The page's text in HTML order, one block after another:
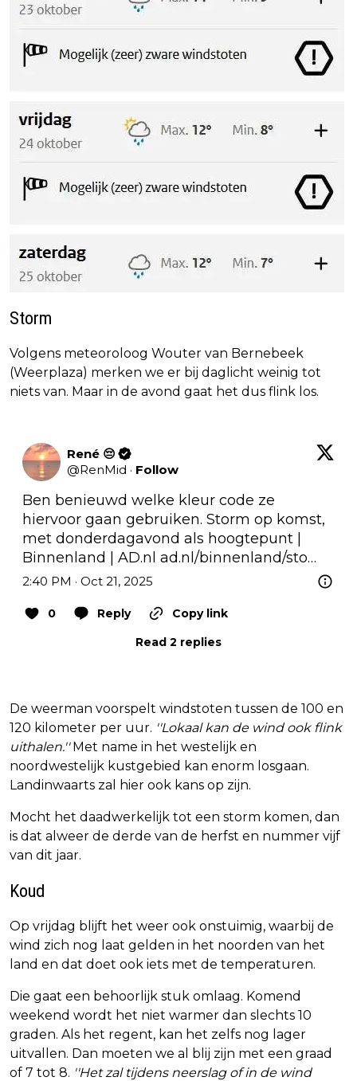
Storm
Volgens meteoroloog Wouter van Bernebeek
(Weerplaza) merken we er bij daglicht weinig tot
niets van. Maar in de avond gaat het dus flink los.
René 😔
@RenMid · Follow
Ben benieuwd welke kleur code ze
hiervoor gaan gebruiken. Storm op komst,
met donderdagavond als hoogtepunt |
Binnenland | AD.nl ad.nl/binnenland/sto…
2:40 PM · Oct 21, 2025
0 Reply
Copy link
Read 2 replies
De weerman voorspelt windstoten tussen de 100 en
120 kilometer per uur. ''Lokaal kan de wind ook flink
uithalen.''Met name in het westelijk en
noordwestelijk kustgebied kan enorm losgaan.
Landinwaarts zal hier ook kans op zijn.
Mocht het daadwerkelijk tot een storm komen, dan
is dat alweer de derde van de herfst en nummer vijf
van dit jaar.
Koud
Op vrijdag blijft het weer ook onstuimig, waarbij de
wind zich nog laat gelden in het noorden van het
land en dat doet ook iets met de temperaturen.
Die gaat een behoorlijk stuk omlaag. Komend
weekend wordt het niet warmer dan slechts 10
graden. Als het regent, kan het zelfs nog lager
uitvallen. Dan moeten we al blij zijn met een graad
of 7 tot 8. ''Het zal tijdens neerslag of in de wind